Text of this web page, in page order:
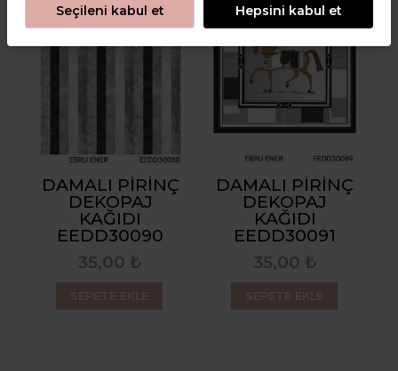
DAMALI PIRINÇ
DEKOPAJ
KAĞIDI
EEDD30090
35,00 ₺
DAMALI PIRINÇ
DEKOPAJ
KAĞIDI
EEDD30091
35,00 ₺
Seçileni kabul et Hepsini kabul et